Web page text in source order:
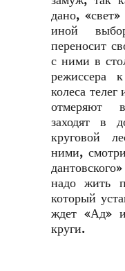
дано,
иной
переносит
с ними в
режиссера
колеса телег
отмеряют
заходят в
круговой
ними,
надо жить
который
ждет «Ад»
круги.